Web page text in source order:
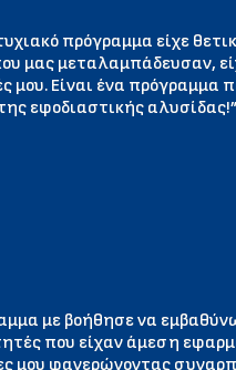
πρόγραμμα είχε
μας μεταλαμπάδευσαν,
μου. Είναι ένα
εφοδιαστικής αλυσίδας!”
με βοήθησε να
που είχαν άμεση
μου φανερώνοντας